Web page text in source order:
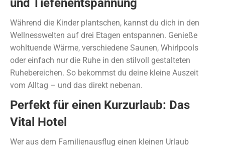
und Tiefenentspannung
Während die Kinder plantschen, kannst du dich in den
Wellnesswelten auf drei Etagen entspannen. Genieße
wohltuende Wärme, verschiedene Saunen, Whirlpools
oder einfach nur die Ruhe in den stilvoll gestalteten
Ruhebereichen. So bekommst du deine kleine Auszeit
vom Alltag – und das direkt nebenan.
Perfekt für einen Kurzurlaub: Das
Vital Hotel
Wer aus dem Familienausflug einen kleinen Urlaub